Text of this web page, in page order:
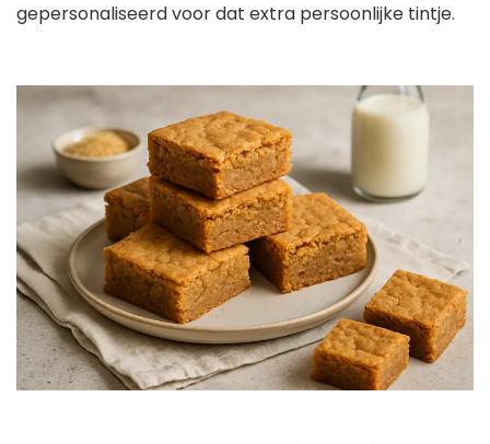
gepersonaliseerd voor dat extra persoonlijke tintje.